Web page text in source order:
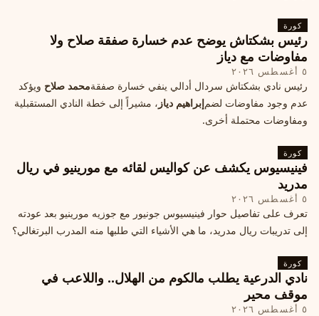
كورة
رئيس بشكتاش يوضح عدم خسارة صفقة صلاح ولا
مفاوضات مع دياز
٥ أغسطس ٢٠٢٦
رئيس نادي بشكتاش سردال أدالي ينفي خسارة صفقةمحمد صلاح ويؤكد
عدم وجود مفاوضات لضمإبراهيم دياز ، مشيراً إلى خطة النادي المستقبلية
ومفاوضات محتملة أخرى.
كورة
فينيسيوس يكشف عن كواليس لقائه مع مورينيو في ريال
مدريد
٥ أغسطس ٢٠٢٦
تعرف على تفاصيل حوار فينيسيوس جونيور مع جوزيه مورينيو بعد عودته
إلى تدريبات ريال مدريد، ما هي الأشياء التي طلبها منه المدرب البرتغالي؟
كورة
نادي الدرعية يطلب مالكوم من الهلال.. واللاعب في
موقف محير
٥ أغسطس ٢٠٢٦